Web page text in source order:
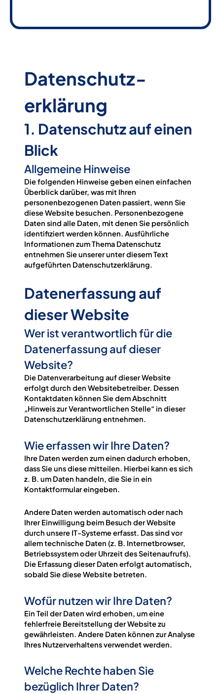
Datenschutz­
erklärung
1. Datenschutz auf einen
Blick
Allgemeine Hinweise
Die folgenden Hinweise geben einen einfachen
Überblick darüber, was mit Ihren
personenbezogenen Daten passiert, wenn Sie
diese Website besuchen. Personenbezogene
Daten sind alle Daten, mit denen Sie persönlich
identifiziert werden können. Ausführliche
Informationen zum Thema Datenschutz
entnehmen Sie unserer unter diesem Text
aufgeführten Datenschutzerklärung.
Datenerfassung auf
dieser Website
Wer ist verantwortlich für die
Datenerfassung auf dieser
Website?
Die Datenverarbeitung auf dieser Website
erfolgt durch den Websitebetreiber. Dessen
Kontaktdaten können Sie dem Abschnitt
„Hinweis zur Verantwortlichen Stelle“ in dieser
Datenschutzerklärung entnehmen.
Wie erfassen wir Ihre Daten?
Ihre Daten werden zum einen dadurch erhoben,
dass Sie uns diese mitteilen. Hierbei kann es sich
z. B. um Daten handeln, die Sie in ein
Kontaktformular eingeben.
Andere Daten werden automatisch oder nach
Ihrer Einwilligung beim Besuch der Website
durch unsere IT-Systeme erfasst. Das sind vor
allem technische Daten (z. B. Internetbrowser,
Betriebssystem oder Uhrzeit des Seitenaufrufs).
Die Erfassung dieser Daten erfolgt automatisch,
sobald Sie diese Website betreten.
Wofür nutzen wir Ihre Daten?
Ein Teil der Daten wird erhoben, um eine
fehlerfreie Bereitstellung der Website zu
gewährleisten. Andere Daten können zur Analyse
Ihres Nutzerverhaltens verwendet werden.
Welche Rechte haben Sie
bezüglich Ihrer Daten?